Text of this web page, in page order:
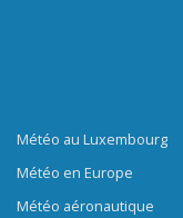
Météo au Luxembourg
Météo en Europe
Météo aéronautique